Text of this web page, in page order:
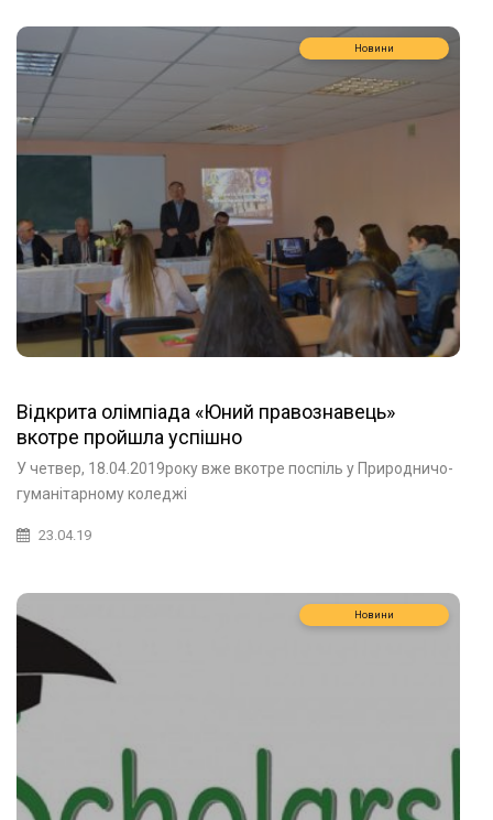
Новини
Відкрита олімпіада «Юний правознавець»
вкотре пройшла успішно
У четвер, 18.04.2019року вже вкотре поспіль у Природничо-
гуманітарному коледжі
23.04.19
Новини